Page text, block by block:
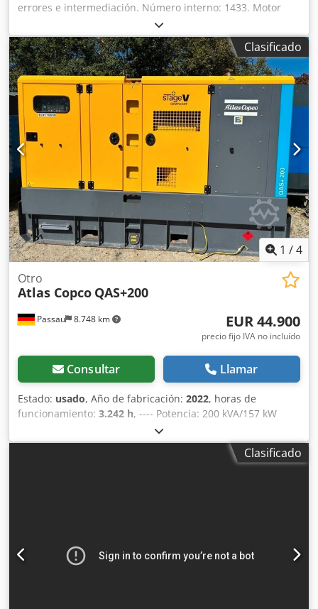
errores e intermediación. Número interno: 1433. Motor
PERKINS. El vehículo no ha sido reacondicionado. Dcjdpfx
Afezp Avketsk Posibilidad de entrega en todo el país con
un coste adicional. Salvo errores e intermediación. Con
gusto aceptaremos su vehículo como parte del pago.
Posibilidad de financiación/leasing, incluso sin entrada.
¿Tiene alguna pregunta? ¡Estaremos encantados de
asesorarle!
Clasificado
1 /4
Passau 8.748 km
Otro
Atlas Copco QAS+200
EUR 44.900
precio fijo IVA no incluído
Consultar Llamar
Estado: usado, Año de fabricación: 2022, horas de
funcionamiento: 3.242 h, ---- Potencia: 200 kVA/157 kW
Depósito de combustible: 585 litros Horas de
funcionamiento: 3242 h, año de fabricación: 12/2022
Tomas de corriente: 125-63-32-16 A + DS Dcjdjzrkuaopfx
Clasificado